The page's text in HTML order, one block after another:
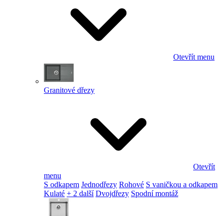
Otevřít menu
Granitové dřezy
Otevřít
menu
S odkapem Jednodřezy Rohové S vaničkou a odkapem
Kulaté + 2 další Dvojdřezy Spodní montáž